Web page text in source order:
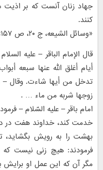
جهاد زنان آنست که بر
کنند.
«وسائل الشیعه، ج ۲۰، ص ۱۵۷»
قال الإمام الباقر – علیه
أیام أغلق الله عنها سبعه
تدخل من أیها شاءت. وقال –
زوجها شربه من ماء … .
امام باقر – علیه السّلام –
خدمت کند، خداوند هفت در
بهشت را به رویش بگشاید،
فرمودند: هیچ زنی نیست
مگر آن که این عمل او